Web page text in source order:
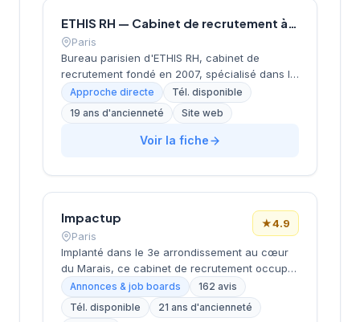
ETHIS RH — Cabinet de recrutement à Paris
Paris
Bureau parisien d'ETHIS RH, cabinet de
recrutement fondé en 2007, spécialisé dans le
conseil en ressources humaines, le
recrutement de cadres et dirigeants, le
coaching et l'outplacement. Situé au 16 rue de
Monceau dans le 8e arrondissement de Paris,
Approche directe
Tél. disponible
19 ans d'ancienneté
Site web
Voir la fiche
Impactup
Paris
★4.9
Implanté dans le 3e arrondissement au cœur
du Marais, ce cabinet de recrutement occupe
l'immeuble WeWork Coeur Marais rue des
Archives. La structure accompagne les
entreprises dans leurs recrutements avec une
Annonces & job boards
162 avis
Tél. disponible
21 ans d'ancienneté